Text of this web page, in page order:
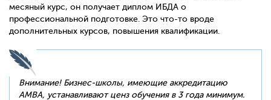
месяный курс, он получает диплом ИБДА о
профессиональной подготовке. Это что-то вроде
дополнительных курсов, повышения квалификации.
Внимание! Бизнес-школы, имеющие аккредитацию
AMBA, устанавливают ценз обучения в 3 года минимум.